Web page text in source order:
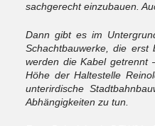
sachgerecht einzubauen.
Dann gibt es im
Schachtbauwerke, die erst
werden die Kabel getrennt
Höhe der Haltestelle
unterirdische
Abhängigkeiten zu tun.